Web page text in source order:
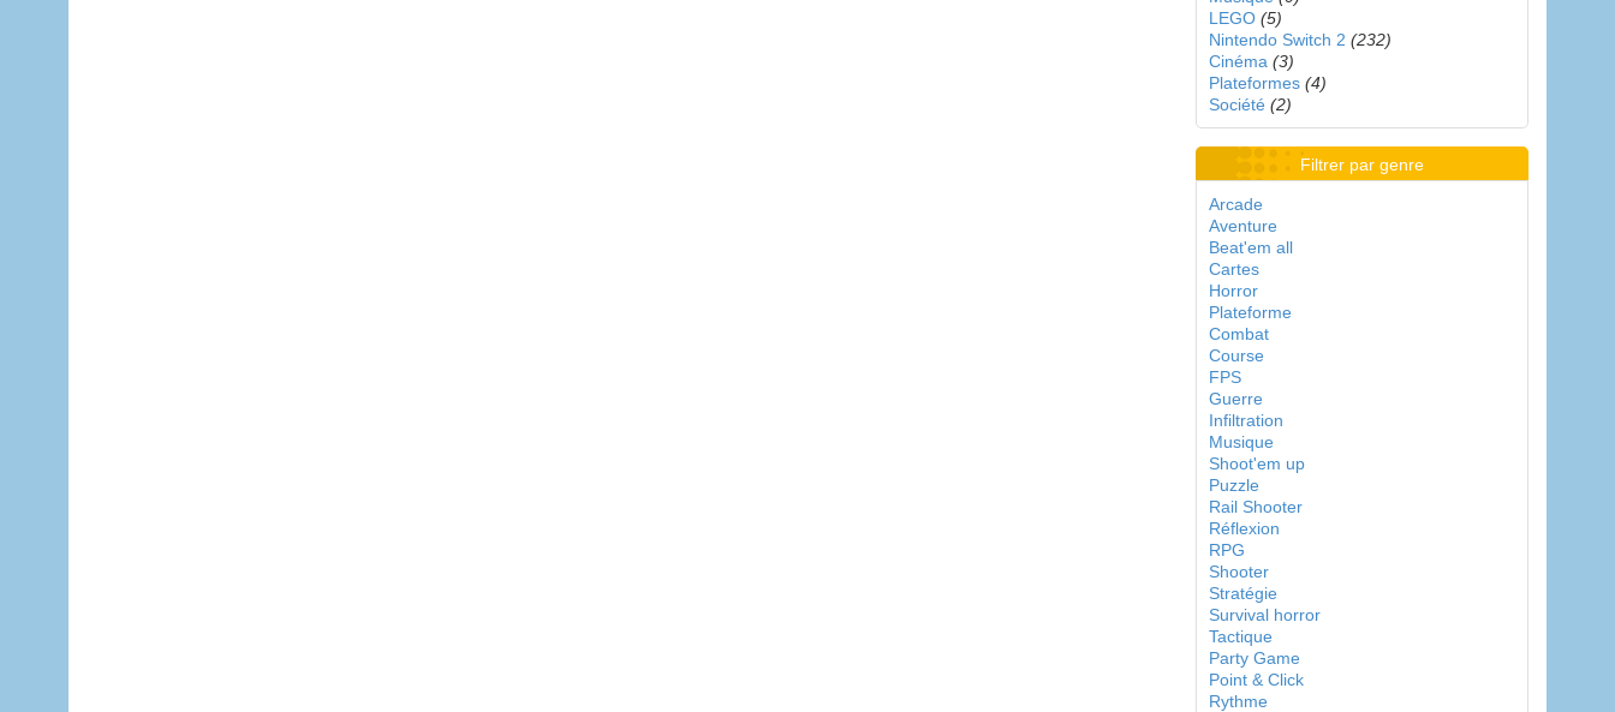
LEGO (5)
Nintendo Switch 2 (232)
Cinéma (3)
Plateformes (4)
Société (2)
Filtrer par genre
Arcade
Aventure
Beat'em all
Cartes
Horror
Plateforme
Combat
Course
FPS
Guerre
Infiltration
Musique
Shoot'em up
Puzzle
Rail Shooter
Réflexion
RPG
Shooter
Stratégie
Survival horror
Tactique
Party Game
Point & Click
Rythme